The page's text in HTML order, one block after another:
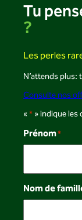
Tu
?
Les perles
N’attends plus:
Consulte nos
«* » indique les
Prénom*
Nom de